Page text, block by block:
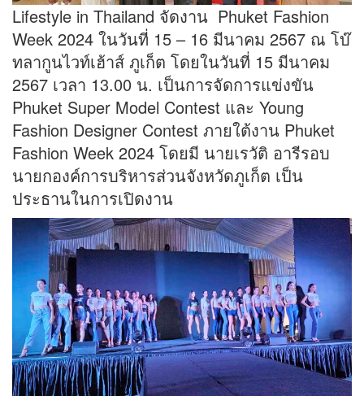
Lifestyle in Thailand จัดงาน Phuket Fashion
Week 2024 ในวันที่ 15 – 16 มีนาคม 2567 ณ โบ๊
ทลากูนไวท์เฮ้าส์ ภูเก็ต โดยในวันที่ 15 มีนาคม
2567 เวลา 13.00 น. เป็นการจัดการแข่งขัน
Phuket Super Model Contest และ Young
Fashion Designer Contest ภายใต้งาน Phuket
Fashion Week 2024 โดยมี นายเรวัติ อารีรอบ
นายกองค์การบริหารส่วนจังหวัดภูเก็ต เป็น
ประธานในการเปิดงาน